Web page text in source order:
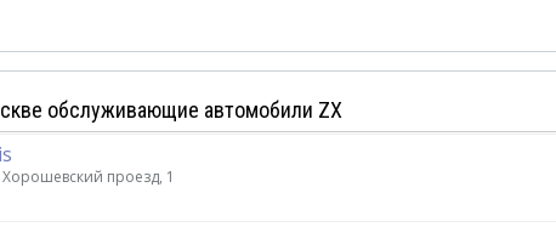
обслуживающие автомобили ZX
проезд, 1